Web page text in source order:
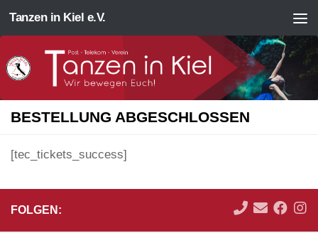
Zum Inhalt springen
Tanzen in Kiel e.V.
BESTELLUNG ABGESCHLOSSEN
[tec_tickets_success]
FOLGEN: